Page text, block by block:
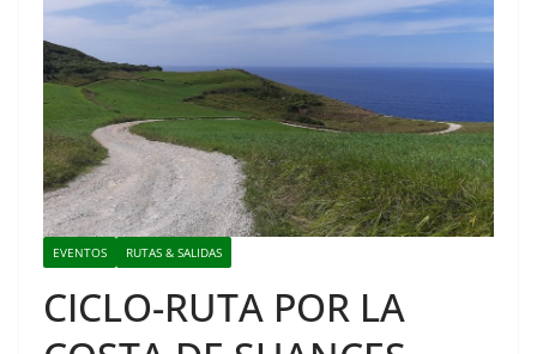
EVENTOS RUTAS & SALIDAS
CICLO-RUTA POR LA